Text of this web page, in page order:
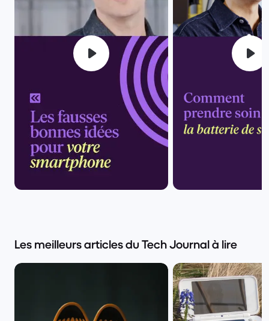
Les meilleurs articles du Tech Journal à lire